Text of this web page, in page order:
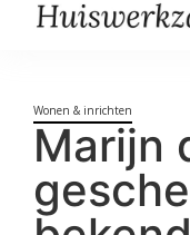
Wonen & inrichten
Marijn